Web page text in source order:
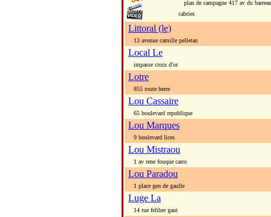
plan de campagne 417 av du
cabries
Littoral (le)
13 avenue camille pelletan
Local Le
impasse croix d'or
Lotre
855 route berre
Lou Cassaire
65 boulevard republique
Lou Marques
9 boulevard lices
Lou Mistraou
1 av rene fouque carro
Lou Paradou
1 place gen de gaulle
Luge La
14 rue felibre gaut